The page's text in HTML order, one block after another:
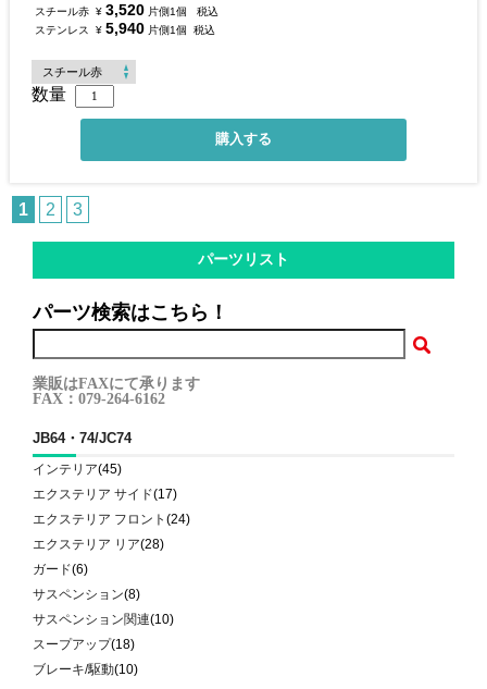
パーツリスト
パーツ検索はこちら！
業販はFAXにて承ります
FAX：079-264-6162
JB64・74/JC74
インテリア(45)
エクステリア サイド(17)
エクステリア フロント(24)
エクステリア リア(28)
ガード(6)
サスペンション(8)
サスペンション関連(10)
スープアップ(18)
ブレーキ/駆動(10)
スチール赤 ¥ 3,520 片側1個
税込
ステンレス
¥ 5,940 片側1個 税込
数量
1 2 3